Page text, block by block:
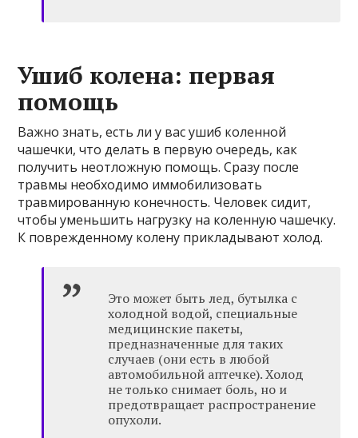
Ушиб колена: первая
помощь
Важно знать, есть ли у вас ушиб коленной
чашечки, что делать в первую очередь, как
получить неотложную помощь. Сразу после
травмы необходимо иммобилизовать
травмированную конечность. Человек сидит,
чтобы уменьшить нагрузку на коленную чашечку.
К поврежденному колену прикладывают холод.
Это может быть лед, бутылка с
холодной водой, специальные
медицинские пакеты,
предназначенные для таких
случаев (они есть в любой
автомобильной аптечке). Холод
не только снимает боль, но и
предотвращает распространение
опухоли.